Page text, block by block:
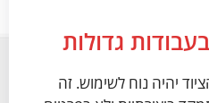
גדולות
יהיה נוח לשימוש. זה